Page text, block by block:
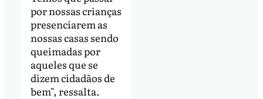
por nossas crianças
presenciarem as
nossas casas sendo
queimadas por
aqueles que se
dizem cidadãos de
bem", ressalta.